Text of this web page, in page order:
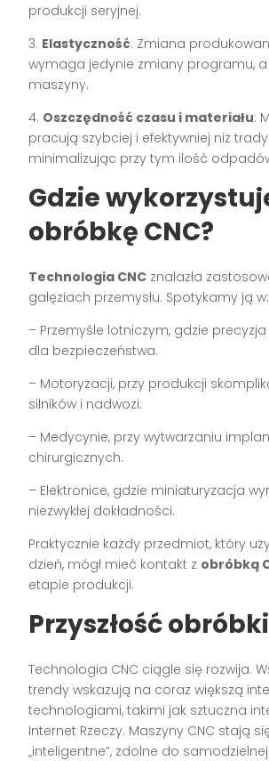
produkcji seryjnej.
3. Elastyczność: Zmiana
wymaga jedynie zmiany programu, a
maszyny.
4. Oszczędność czasu i materiału:
pracują szybciej i efektywniej niż
minimalizując przy tym ilość
Gdzie
obróbkę CNC?
Technologia CNC znalazła
gałęziach przemysłu. Spotykamy ją w:
– Przemyśle lotniczym, gdzie
dla bezpieczeństwa.
– Motoryzacji, przy produkcji
silników i nadwozi.
– Medycynie, przy wytwarzaniu
chirurgicznych.
– Elektronice, gdzie miniaturyzacja
niezwykłej dokładności.
Praktycznie każdy przedmiot, który
dzień, mógł mieć kontakt z obróbką
etapie produkcji.
Przyszłość
Technologia CNC ciągle się rozwija.
trendy wskazują na coraz większą
technologiami, takimi jak sztuczna
Internet Rzeczy. Maszyny CNC stają
„inteligentne”, zdolne do